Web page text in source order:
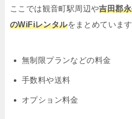
ここでは観音町駅周辺や吉田郡
のWiFiレンタルをまとめています
無制限プランなどの料金
手数料や送料
オプション料金